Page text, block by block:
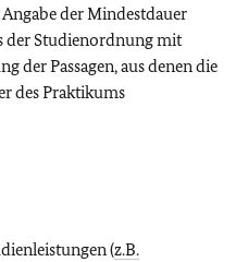
der Mindestdauer
der Studienordnung mit
der Passagen, aus denen die
des Praktikums
(z.B.